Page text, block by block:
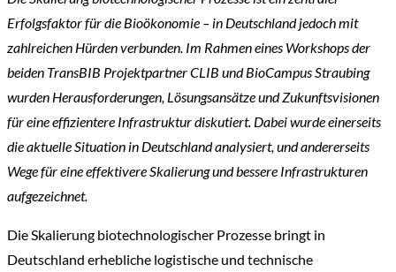
Erfolgsfaktor für die Bioökonomie – in Deutschland jedoch mit
zahlreichen Hürden verbunden. Im Rahmen eines Workshops der
beiden TransBIB Projektpartner CLIB und BioCampus Straubing
wurden Herausforderungen, Lösungsansätze und Zukunftsvisionen
für eine effizientere Infrastruktur diskutiert. Dabei wurde einerseits
die aktuelle Situation in Deutschland analysiert, und andererseits
Wege für eine effektivere Skalierung und bessere Infrastrukturen
aufgezeichnet.
Die Skalierung biotechnologischer Prozesse bringt in
Deutschland erhebliche logistische und technische